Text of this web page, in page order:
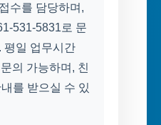
수를 담당하며,
531-5831로 문
평일 업무시간
의 가능하며, 친
를 받으실 수 있